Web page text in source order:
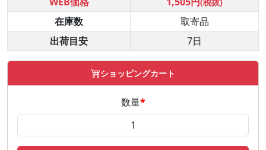
在庫数
取寄品
出荷目安
7日
ショッピングカート
数量*